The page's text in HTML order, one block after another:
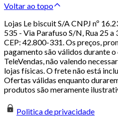
Voltar ao topo
Lojas Le biscuit S/A CNPJ nº
535 - Via Parafuso S/N, Rua 25
CEP: 42.800-331. Os preços,
pagamento são válidos durante o
TeleVendas, não valendo
lojas físicas. O frete não está
Ofertas válidas enquanto
produtos são meramente
Politica de privacidade